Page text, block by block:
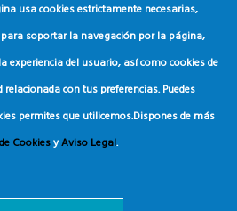
usa cookies estrictamente necesarias,
soportar la navegación por la página,
experiencia del usuario, así como cookies de
con tus preferencias. Puedes
permites que utilicemos.Dispones de más
CookiesyAviso Legal.